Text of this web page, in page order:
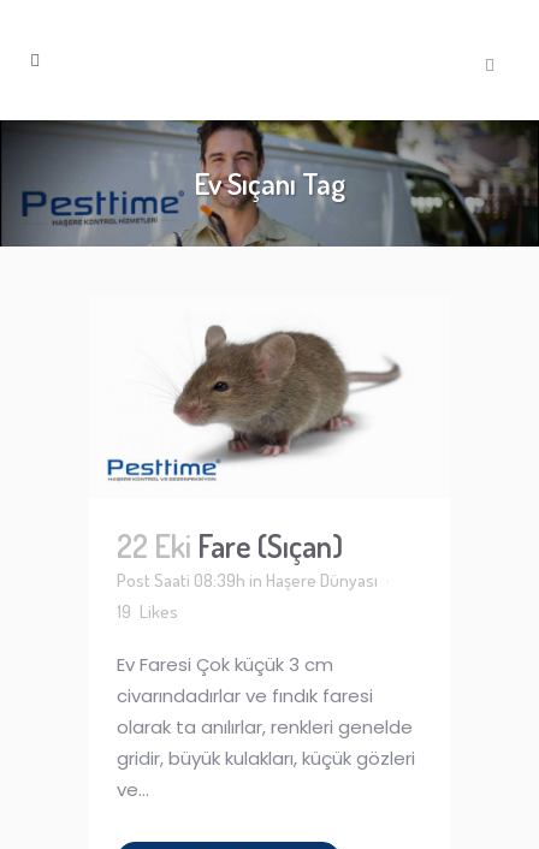
Ev Sıçanı Tag
22 Eki Fare (Sıçan)
Post Saati 08:39h in Haşere Dünyası
19 Likes
Ev Faresi Çok küçük 3 cm
civarındadırlar ve fındık faresi
olarak ta anılırlar, renkleri genelde
gridir, büyük kulakları, küçük gözleri
ve...